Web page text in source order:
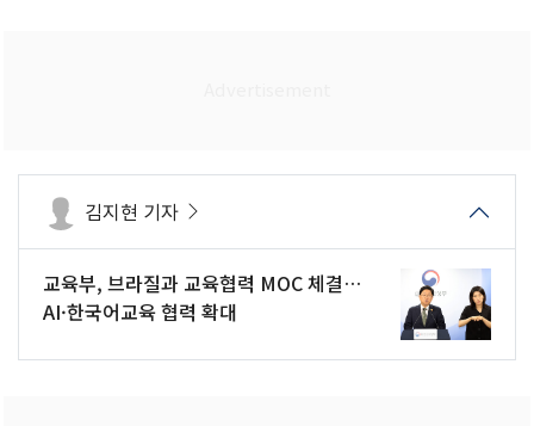
김지현 기자
교육부, 브라질과 교육협력 MOC 체결…
AI·한국어교육 협력 확대